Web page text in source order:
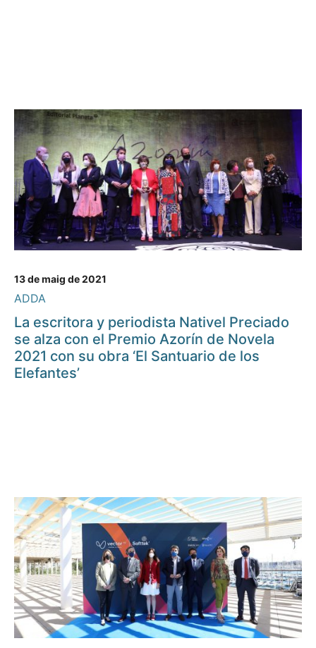
13 de maig de 2021
ADDA
La escritora y periodista Nativel Preciado
se alza con el Premio Azorín de Novela
2021 con su obra ‘El Santuario de los
Elefantes’